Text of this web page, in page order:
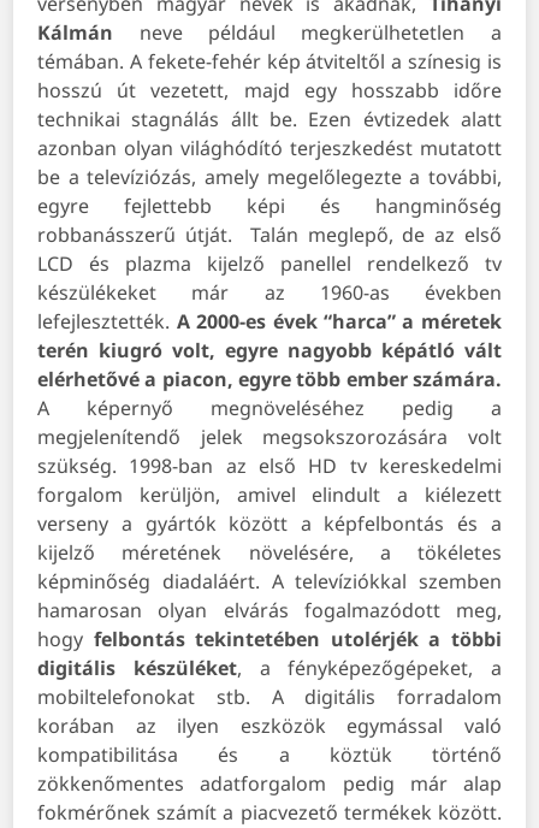
Kálmán neve például megkerülhetetlen a
témában. A fekete-fehér kép átviteltől a színesig is
hosszú út vezetett, majd egy hosszabb időre
technikai stagnálás állt be. Ezen évtizedek alatt
azonban olyan világhódító terjeszkedést mutatott
be a televíziózás, amely megelőlegezte a további,
egyre fejlettebb képi és hangminőség
robbanásszerű útját.
Talán meglepő, de az első
LCD és plazma kijelző panellel rendelkező tv
készülékeket már az 1960-as években
lefejlesztették. A 2000-es évek “harca” a méretek
terén kiugró volt, egyre nagyobb képátló vált
elérhetővé a piacon, egyre több ember számára.
A képernyő megnöveléséhez pedig a
megjelenítendő jelek megsokszorozására volt
szükség. 1998-ban az első HD tv kereskedelmi
forgalom kerüljön, amivel elindult a kiélezett
verseny a gyártók között a képfelbontás és a
kijelző méretének növelésére, a tökéletes
képminőség diadaláért. A televíziókkal szemben
hamarosan olyan elvárás fogalmazódott meg,
hogy felbontás tekintetében utolérjék a többi
digitális készüléket, a fényképezőgépeket, a
mobiltelefonokat stb. A digitális forradalom
korában az ilyen eszközök egymással való
kompatibilitása és a köztük történő
zökkenőmentes adatforgalom pedig már alap
fokmérőnek számít a piacvezető termékek között.